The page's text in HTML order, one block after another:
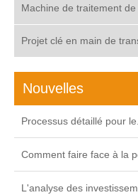
Machine de traitement
Projet clé en main de
Nouvelles
Processus détaillé pour
Comment faire face à la
L'analyse des